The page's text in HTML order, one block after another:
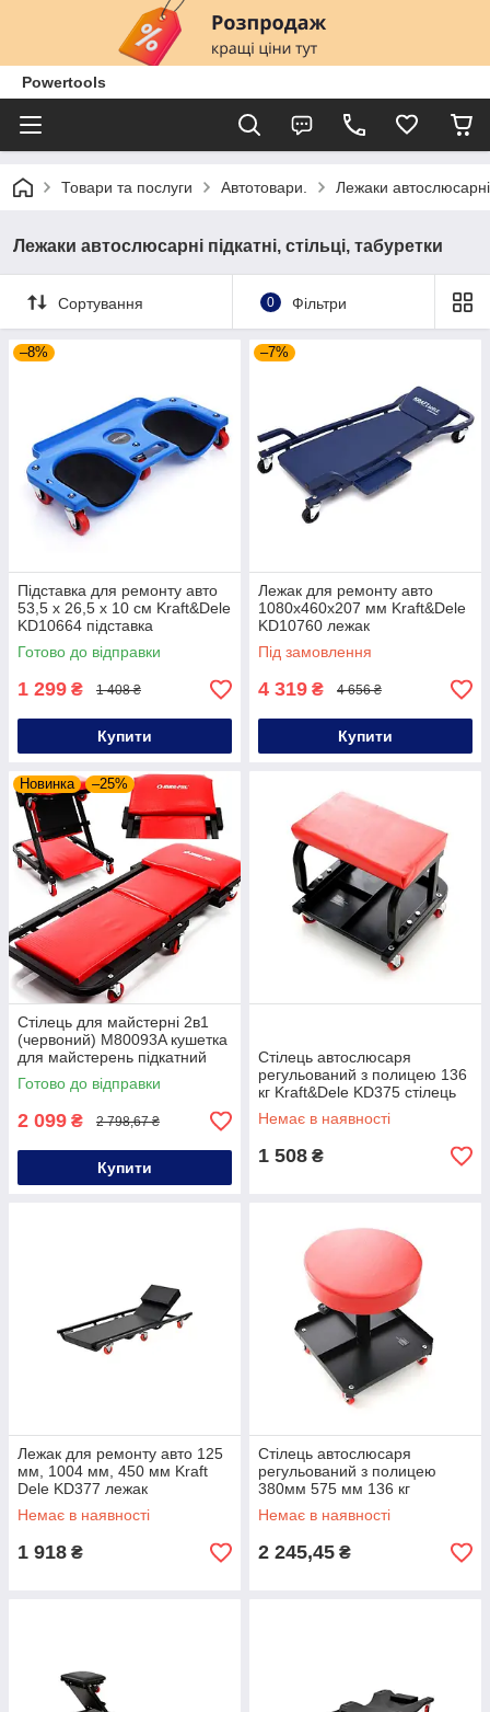
Powertools
Товари та послуги Автотовари. Лежаки автослюсарні
Лежаки автослюсарні підкатні, стільці, табуретки
Сортування 0 Фільтри
–8%
Підставка для ремонту авто
53,5 х 26,5 х 10 см Kraft&Dele
KD10664 підставка
автослюсарна підкатна
Готово до відправки
1 299 ₴ 1 408 ₴
Купити
–7%
Лежак для ремонту авто
1080x460x207 мм Kraft&Dele
KD10760 лежак
автослюсарний підкатний
Під замовлення
4 319 ₴ 4 656 ₴
Купити
Новинка –25%
Стілець для майстерні 2в1
(червоний) M80093A кушетка
для майстерень підкатний
стілець - кушетка
Готово до відправки
2 099 ₴ 2 798,67 ₴
Купити
Стілець автослюсаря
регульований з полицею 136
кг Kraft&Dele KD375 стілець
автослюсаря
Немає в наявності
1 508 ₴
Лежак для ремонту авто 125
мм, 1004 мм, 450 мм Kraft
Dele KD377 лежак
автослюсарний підкатний
Немає в наявності
1 918 ₴
Стілець автослюсаря
регульований з полицею
380мм 575 мм 136 кг
Kraft&Dele KD376 стілець
автослюсаря
Немає в наявності
2 245,45 ₴